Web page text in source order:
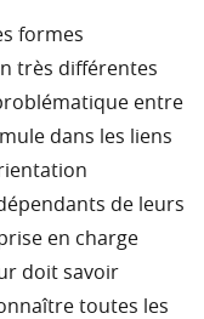
formes
très différentes
entre
dans les liens
de leurs
en charge
doit savoir
toutes les